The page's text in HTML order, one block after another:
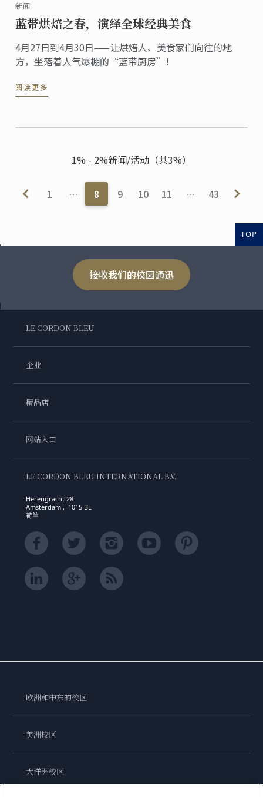
新闻
蓝带烘焙之春，演绎全球经典美食
4月27日到4月30日——让烘焙人、美食家们向往的地
方，坐落着人气爆棚的“蓝带厨房”！
阅读更多
1% - 2%新闻/活动（共3%）
1 … 8 9 10 11 … 43
TOP
接收我们的校园通迅
LE CORDON BLEU
企业
精品店
网站入口
LE CORDON BLEU INTERNATIONAL B.V.
Herengracht 28
Amsterdam , 1015 BL
荷兰
欧洲和中东的校区
美洲校区
大洋洲校区